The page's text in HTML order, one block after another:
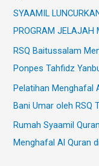
SYAAMIL
PROGRAM JELAJAH
RSQ Baitussalam
Ponpes Tahfidz
Pelatihan Menghafal
Bani Umar oleh RSQ
Rumah Syaamil
Menghafal Al Quran